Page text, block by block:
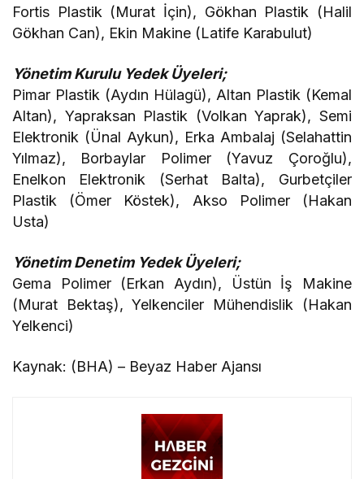
Fortis Plastik (Murat İçin), Gökhan Plastik (Halil
Gökhan Can), Ekin Makine (Latife Karabulut)
Yönetim Kurulu Yedek Üyeleri;
Pimar Plastik (Aydın Hülagü), Altan Plastik (Kemal
Altan), Yapraksan Plastik (Volkan Yaprak), Semi
Elektronik (Ünal Aykun), Erka Ambalaj (Selahattin
Yılmaz), Borbaylar Polimer (Yavuz Çoroğlu),
Enelkon Elektronik (Serhat Balta), Gurbetçiler
Plastik (Ömer Köstek), Akso Polimer (Hakan
Usta)
Yönetim Denetim Yedek Üyeleri;
Gema Polimer (Erkan Aydın), Üstün İş Makine
(Murat Bektaş), Yelkenciler Mühendislik (Hakan
Yelkenci)
Kaynak: (BHA) – Beyaz Haber Ajansı